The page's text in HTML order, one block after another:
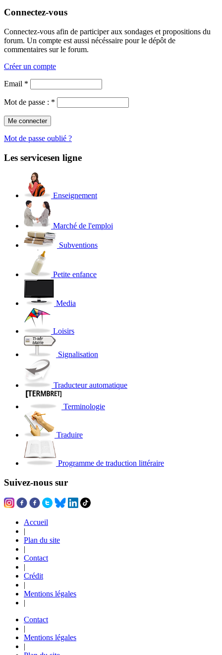
Connectez-vous
Connectez-vous afin de participer aux sondages et propositions du
forum. Un compte est aussi nécéssaire pour le dépôt de
commentaires sur le forum.
Créer un compte
Email *
Mot de passe : *
Mot de passe oublié ?
Les servicesen ligne
Enseignement
Marché de l'emploi
Subventions
Petite enfance
Media
Loisirs
Signalisation
Traducteur automatique
Terminologie
Traduire
Programme de traduction littéraire
Suivez-nous sur
Accueil
|
Plan du site
|
Contact
|
Crédit
|
Mentions légales
|
Contact
|
Mentions légales
|